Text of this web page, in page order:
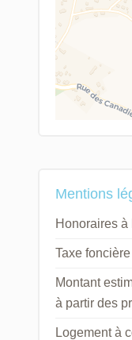
Mentions
Honoraires
Taxe foncière
Montant
à partir des
Logement à